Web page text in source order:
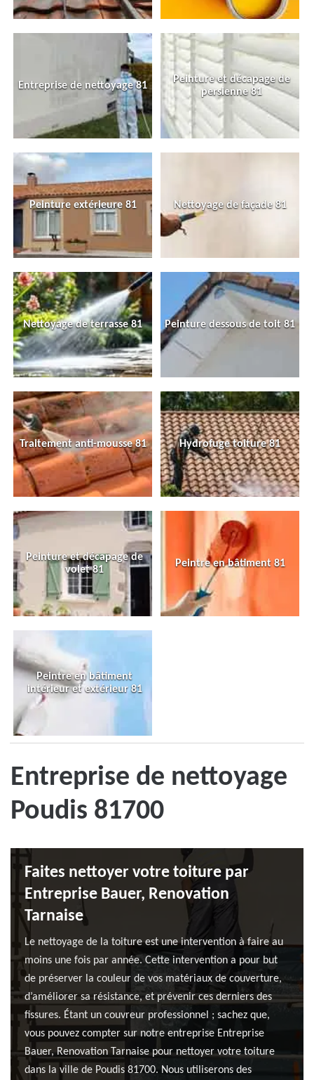
Entreprise de nettoyage 81
Peinture et décapage de
persienne 81
Peinture extérieure 81 Nettoyage de façade 81
Nettoyage de terrasse 81 Peinture dessous de toit 81
Traitement anti-mousse 81 Hydrofuge toiture 81
Peinture et décapage de
volet 81
Peintre en bâtiment 81
Peintre en bâtiment
intérieur et extérieur 81
Entreprise de nettoyage
Poudis 81700
Faites nettoyer votre toiture par
Entreprise Bauer, Renovation
Tarnaise
Le nettoyage de la toiture est une intervention à faire au
moins une fois par année. Cette intervention a pour but
de préserver la couleur de vos matériaux de couverture,
d’améliorer sa résistance, et prévenir ces derniers des
fissures. Étant un couvreur professionnel ; sachez que,
vous pouvez compter sur notre entreprise Entreprise
Bauer, Renovation Tarnaise pour nettoyer votre toiture
dans la ville de Poudis 81700. Nous utiliserons des